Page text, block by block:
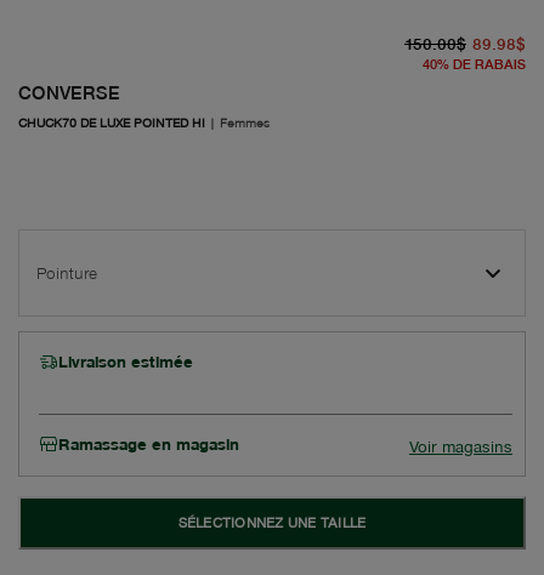
CONVERSE
CHUCK70 DE LUXE POINTED HI | Femmes
150.00$ 89.98$
40% DE RABAIS
Pointure
Livraison estimée
Ramassage en magasin Voir magasins
SÉLECTIONNEZ UNE TAILLE